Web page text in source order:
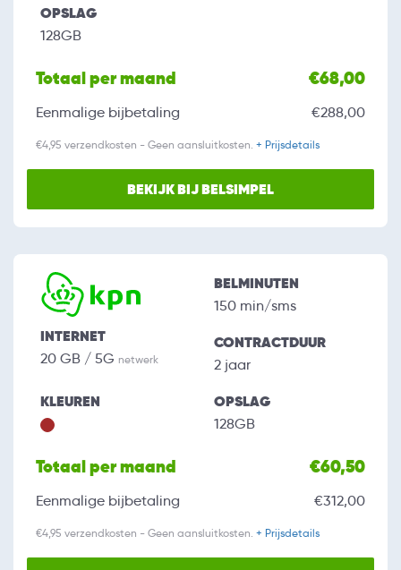
OPSLAG
128GB
Totaal per maand €68,00
Eenmalige bijbetaling €288,00
€4,95 verzendkosten - Geen aansluitkosten. + Prijsdetails
BEKIJK BIJ BELSIMPEL
INTERNET
20 GB / 5G netwerk
BELMINUTEN
150 min/sms
CONTRACTDUUR
2 jaar
KLEUREN OPSLAG
128GB
Totaal per maand €60,50
Eenmalige bijbetaling €312,00
€4,95 verzendkosten - Geen aansluitkosten. + Prijsdetails